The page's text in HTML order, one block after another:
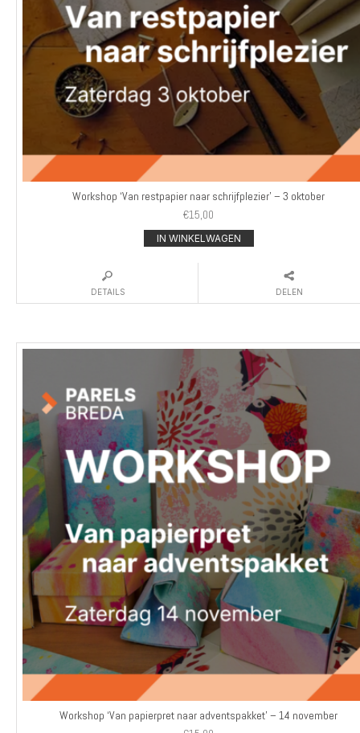
Workshop ‘Van restpapier naar schrijfplezier’ – 3 oktober
€15,00
IN WINKELWAGEN
DETAILS DELEN
Workshop ‘Van papierpret naar adventspakket’ – 14 november